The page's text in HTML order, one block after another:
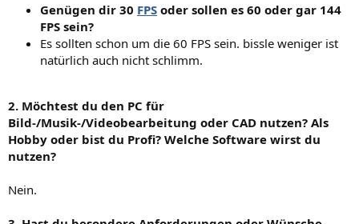
Genügen dir 30 FPS oder sollen es 60 oder gar 144
FPS sein?
Es sollten schon um die 60 FPS sein. bissle weniger ist
natürlich auch nicht schlimm.
2. Möchtest du den PC für
Bild-/Musik-/Videobearbeitung oder CAD nutzen? Als
Hobby oder bist du Profi? Welche Software wirst du
nutzen?
Nein.